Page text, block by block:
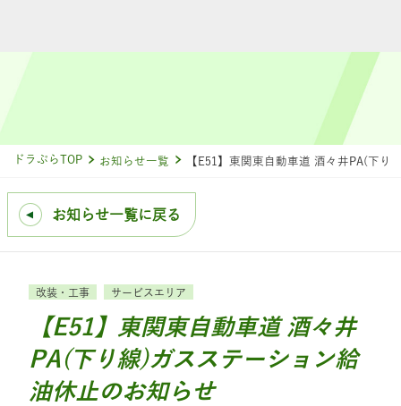
ドラぷらTOP お知らせ一覧 【E51】東関東自動車道 酒々井PA(下
お知らせ一覧に戻る
改装・工事 サービスエリア
【E51】東関東自動車道 酒々井
PA(下り線)ガスステーション給
油休止のお知らせ